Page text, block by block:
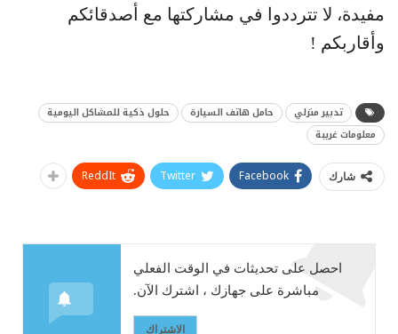
مفيدة، لا تترددوا في مشاركتها مع أصدقائكم
وأقاربكم !
تدبير منزلي حامل هاتف السيارة
حلول ذكية للمشاكل اليومية
معلومات غريبة
شارك Facebook
Twitter
ReddIt
احصل على تحديثات في الوقت الفعلي
مباشرة على جهازك ، اشترك الآن.
الاشتراك